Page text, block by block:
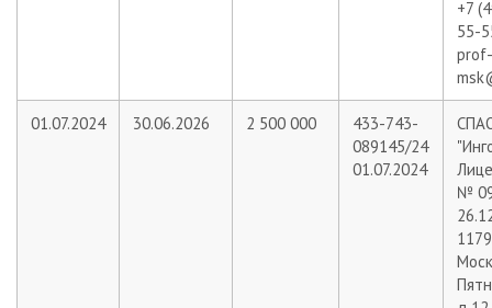
+7
55-
prof-
01.07.2024 30.06.2026 2 500 000
433-743-
089145/24
01.07.2024
№